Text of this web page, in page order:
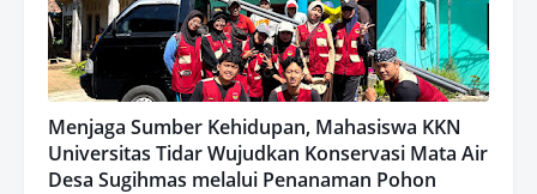
Menjaga Sumber Kehidupan, Mahasiswa KKN
Universitas Tidar Wujudkan Konservasi Mata Air
Desa Sugihmas melalui Penanaman Pohon